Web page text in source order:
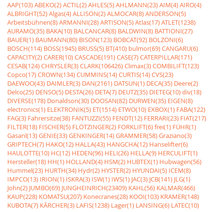
AAP(103)ABEKO(2)ACTIL(2)AHLES(5)AHLMANN(23)AIM(4)AIRO(4)
ALBRIGHT(52)Algas(4)ALLISON(2)ALMOCAR(8)ANDERSON(5)
Arbeitsbühnen(8)ARMANNI(28)ARTISON(5)Atlas(17)ATLET(1238)
AURAMO(35) BAKA(10) BALCANCAR(8) BALDWIN(8) BATTIONI(27)
BAUER(1) BAUMANN(80) BISON(123) BOBCAT(92) BOLZONI(6)
BOSCH(114) BOSS(1945) BRUSS(5) BT(410) bulmor(69)CANGARU(6)
CAPACITY(2)CARER(10)CASCADE(191)CASE(7)CATERPILLAR(171)
CESAB(124)CHRYSLER(3)CLARK(106426)Climax(3)COMBILIFT(123)
Copco(17)CROWN(134)CUMMINS(14)CURTIS(14)CVS(23)
DAEWOO(43) DAIMLER(3) DAN(2161) DATSUN(1) DECA(35) Deere(2)
Delco(25) DENSO(5) DESTA(26) DETA(7) DEUTZ(35) DIETEG(10)div(18)
DIVERSE(178) Donaldson(30) DOOSAN(82) DURWEN(35) EIGEN(8)
electronics(1) ELEKTRONIK(5) ET(1514) ETWO(10) EXBOX(1) FABA(122)
FAG(3) Fahrersitze(38) FANTUZZI(55) FENDT(12) FERRARI(23) FIAT(217)
FILTER(18) FISCHER(5) FLÖTZINGER(2) FORKLIFT(6)frei(1) FÜHR(1)
Gasanl(13)GENIE(33)GENKINGER(14)GRAMMER(58)Graziano(3)
GRIPTECH(7) HAKO(12) HALLA(43) HANGCHA(12) Hanselifter(6)
HAULOTTE(10) HC(12) HEDEN(96) HELI(26) HELLA(9) HERCULIFT(1)
Hersteller(18) HH(1) HOLLAND(4) HSM(2) HUBTEX(1) Hubwagen(56)
Hummel(23) HURTH(34) Hydr(2) HYSTER(2) HYUNDAI(5) ICEM(8)
IMPCO(13) IRION(1) ISKRA(3) ISW(1) IWS(1) JAC(3) JCB(141) JLG(1)
John(2) JUMBO(69) JUNGHEINRICH(23409) KAHL(56) KALMAR(466)
KAUP(228) KOMATSU(207) Konecranes(28) KOOI(103) KRAMER(148)
KUBOTA(7) KÃRCHER(3) LAFIS(1238) Lager(1) LANSING(6) LATEC(10)